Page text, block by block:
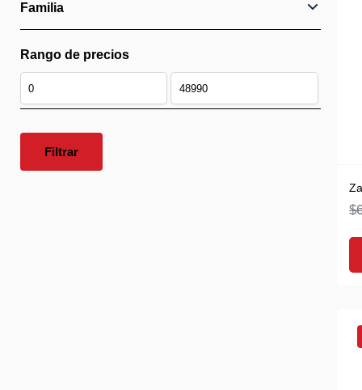
Familia
Rango de precios
Filtrar
$